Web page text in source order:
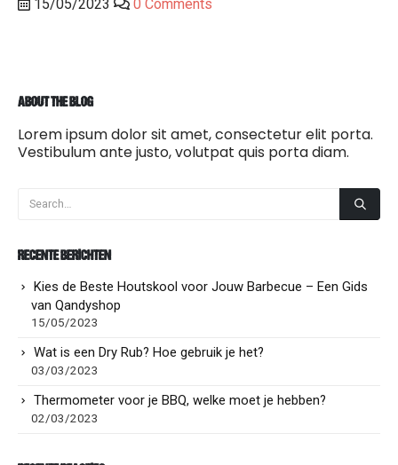
15/05/2023 0 Comments
ABOUT THE BLOG
Lorem ipsum dolor sit amet, consectetur elit porta.
Vestibulum ante justo, volutpat quis porta diam.
RECENTE BERICHTEN
Kies de Beste Houtskool voor Jouw Barbecue – Een Gids
van Qandyshop
15/05/2023
Wat is een Dry Rub? Hoe gebruik je het?
03/03/2023
Thermometer voor je BBQ, welke moet je hebben?
02/03/2023